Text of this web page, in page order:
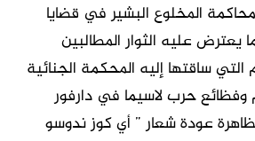
المخلوع البشير في قضايا
يعترض عليه الثوار المطالبين
ساقتها إليه المحكمة الجنائية
وفظائع حرب لاسيما في دارفور
عودة شعار ” أي كوز ندوسو